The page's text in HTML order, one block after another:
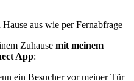
aus wie per Fernabfrage
Zuhause mit meinem
App:
ein Besucher vor meiner Tür